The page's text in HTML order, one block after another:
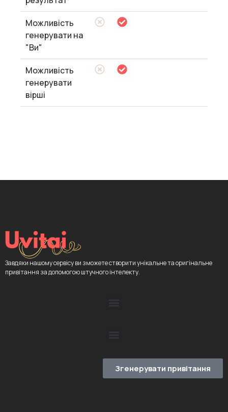
Можливість
генерувати на
"Ви"
Можливість
генерувати
вірші
Завдяки нашому сервісу ви зможете створити унікальне та оригінальне
привітання за допомогою штучного інтелекту.
Згенерувати привітання